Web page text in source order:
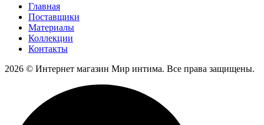
Главная
Поставщики
Материалы
Коллекции
Контакты
2026 © Интернет магазин Мир интима. Все права защищены.